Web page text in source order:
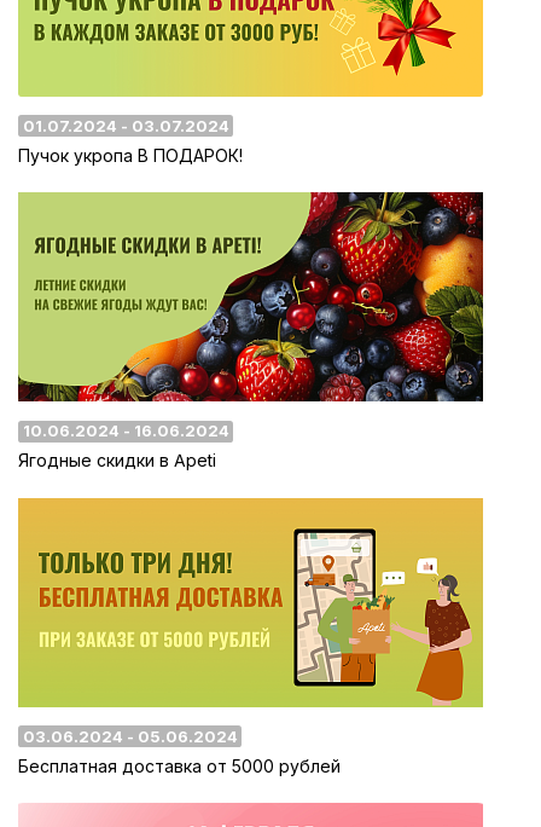
01.07.2024 - 03.07.2024
Пучок укропа В ПОДАРОК!
10.06.2024 - 16.06.2024
Ягодные скидки в Apeti
03.06.2024 - 05.06.2024
Бесплатная доставка от 5000 рублей